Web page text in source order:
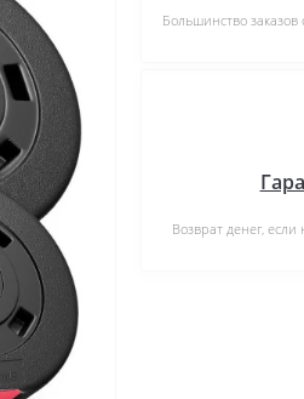
Большинство
Возврат денег,